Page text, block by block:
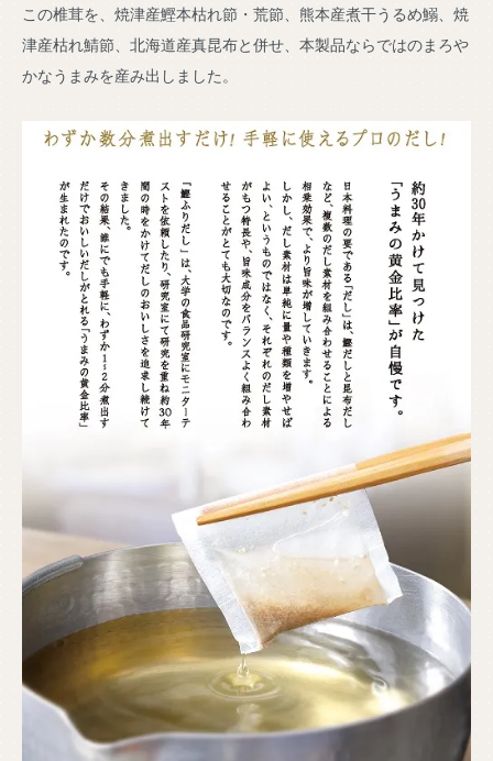
この椎茸を、焼津産鰹本枯れ節・荒節、熊本産煮干うるめ鰯、焼
津産枯れ鯖節、北海道産真昆布と併せ、本製品ならではのまろや
かなうまみを産み出しました。